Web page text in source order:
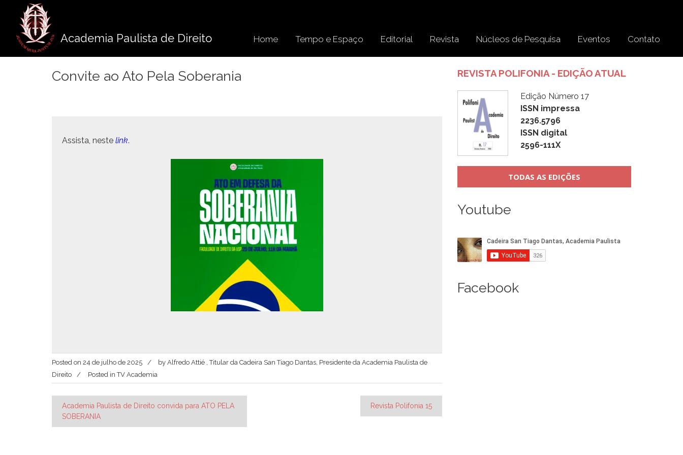
conteúdo
Academia Paulista de Direito Home Tempo e Espaço Editorial Revista Núcleos de Pesquisa Eventos Contato
Convite ao Ato Pela Soberania
Assista, neste link.
Posted on 24 de julho de 2025 by Alfredo Attié , Titular da Cadeira San Tiago Dantas, Presidente da Academia Paulista de
Direito
Posted inTV Academia
Navegação
de
Academia Paulista de Direito convida para ATO PELA
SOBERANIA
Revista Polifonia 15
REVISTA POLIFONIA - EDIÇÃO ATUAL
Edição Número 17
ISSN impressa
2236.5796
ISSN digital
2596-111X
TODAS AS EDIÇÕES
Youtube
Facebook